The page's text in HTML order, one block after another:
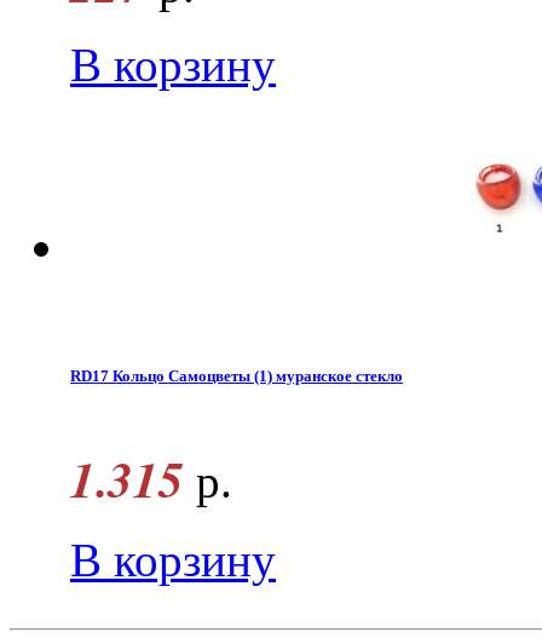
В корзину
RD17 Кольцо Самоцветы (1) муранское стекло
1.315 р.
В корзину